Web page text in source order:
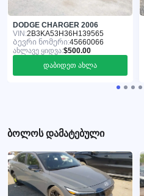
DODGE CHARGER 2006
VIN:2B3KA53H36H139565
Ბევრი ნომერი:45660066
ახლავე ყიდვა:$500.00
დაბიდეთ ახლა
ბოლოს დამატებული